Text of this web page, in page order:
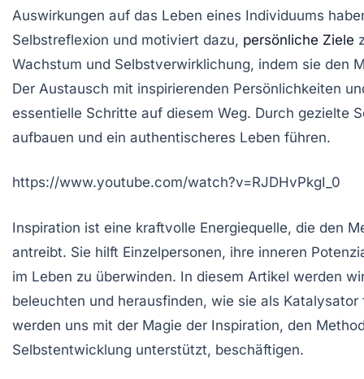
Auswirkungen auf das Leben eines Individuums
Selbstreflexion und motiviert dazu, persönliche Ziele
Wachstum und Selbstverwirklichung, indem sie den
Der Austausch mit inspirierenden Persönlichkeiten
essentielle Schritte auf diesem Weg. Durch gezielte
aufbauen und ein authentischeres Leben führen.
https://www.youtube.com/watch?v=RJDHvPkgI_0
Inspiration ist eine kraftvolle Energiequelle, die den
antreibt. Sie hilft Einzelpersonen, ihre inneren
im Leben zu überwinden. In diesem Artikel werden
beleuchten und herausfinden, wie sie als
werden uns mit der Magie der Inspiration, den
Selbstentwicklung unterstützt, beschäftigen.